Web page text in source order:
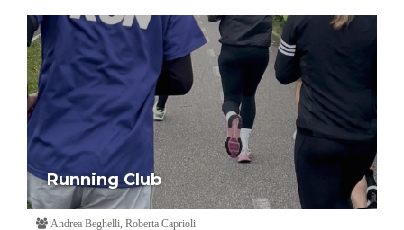
Running Club
Andrea Beghelli, Roberta Caprioli